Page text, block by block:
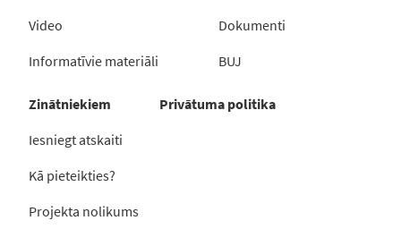
Video
Informatīvie materiāli
Dokumenti
BUJ
Zinātniekiem
Iesniegt atskaiti
Kā pieteikties?
Projekta nolikums
Privātuma politika